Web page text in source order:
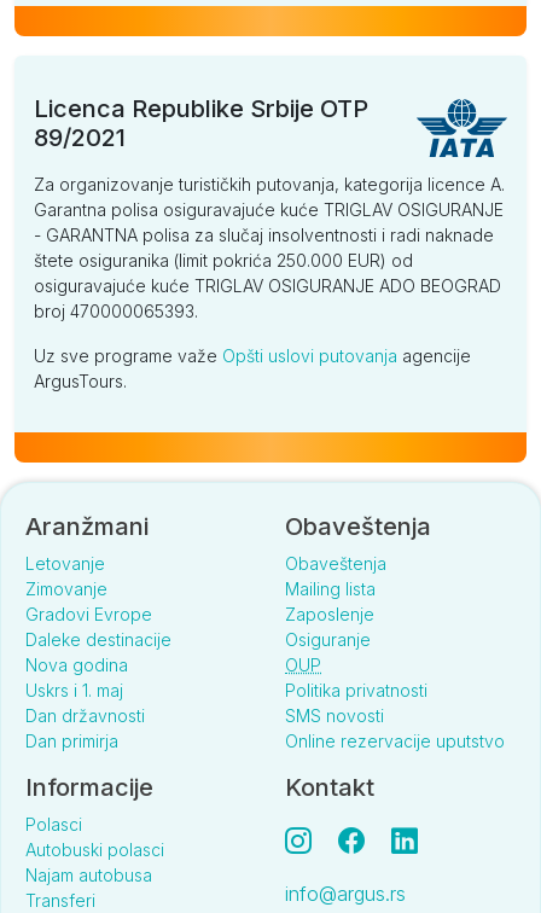
Licenca Republike Srbije OTP
89/2021
Za organizovanje turističkih putovanja, kategorija licence A.
Garantna polisa osiguravajuće kuće TRIGLAV OSIGURANJE
- GARANTNA polisa za slučaj insolventnosti i radi naknade
štete osiguranika (limit pokrića 250.000 EUR) od
osiguravajuće kuće TRIGLAV OSIGURANJE ADO BEOGRAD
broj 470000065393.
Uz sve programe važe Opšti uslovi putovanja agencije
ArgusTours.
Aranžmani
Letovanje
Zimovanje
Gradovi Evrope
Daleke destinacije
Nova godina
Uskrs i 1. maj
Dan državnosti
Dan primirja
Obaveštenja
Obaveštenja
Mailing lista
Zaposlenje
Osiguranje
OUP
Politika privatnosti
SMS novosti
Online rezervacije uputstvo
Informacije
Polasci
Autobuski polasci
Najam autobusa
Transferi
Kontakt
info@argus.rs